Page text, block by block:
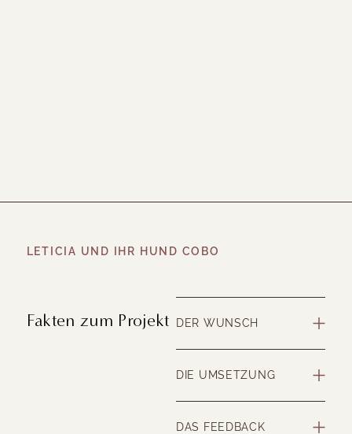
LETICIA UND IHR HUND COBO
Fakten zum Projekt DER WUNSCH
DIE UMSETZUNG
DAS FEEDBACK